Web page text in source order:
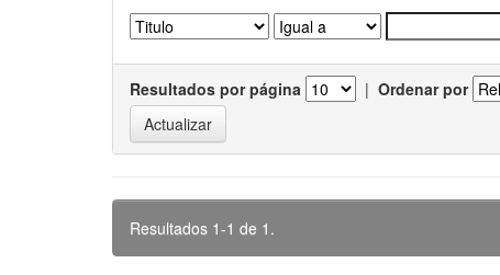
Resultados por página | Ordenar por
Resultados 1-1 de 1.